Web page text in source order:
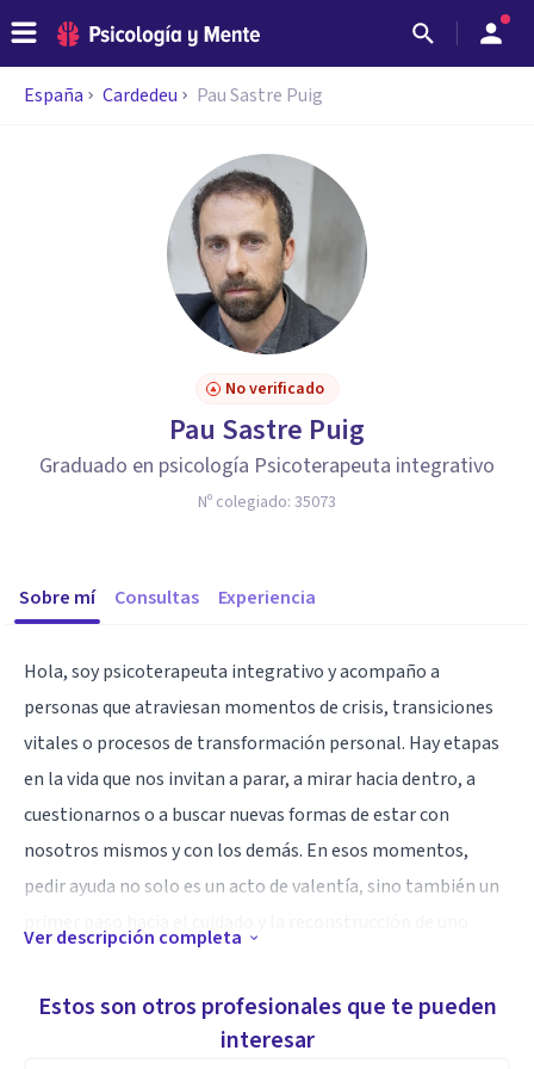
España Cardedeu Pau Sastre Puig
No verificado
Pau Sastre Puig
Graduado en psicología Psicoterapeuta integrativo
Nº colegiado: 35073
Sobre mí Consultas Experiencia
Hola, soy psicoterapeuta integrativo y acompaño a
personas que atraviesan momentos de crisis, transiciones
vitales o procesos de transformación personal. Hay etapas
en la vida que nos invitan a parar, a mirar hacia dentro, a
cuestionarnos o a buscar nuevas formas de estar con
nosotros mismos y con los demás. En esos momentos,
pedir ayuda no solo es un acto de valentía, sino también un
Mi enfoque integra distintas corrientes terapéuticas —
Ver descripción completa
Estos son otros profesionales que te pueden
interesar